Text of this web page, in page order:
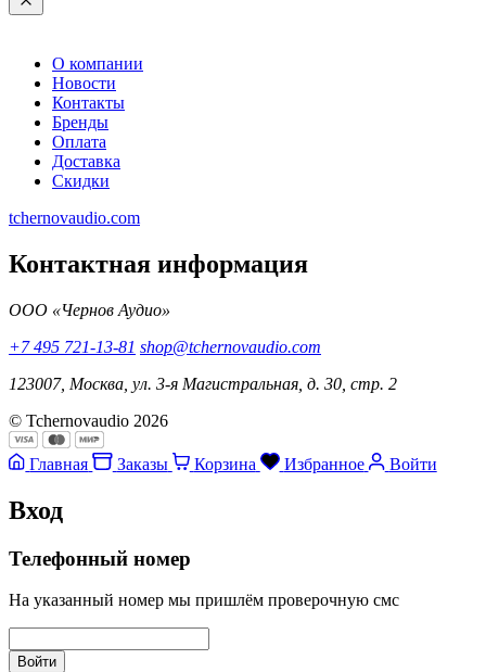
О компании
Новости
Контакты
Бренды
Оплата
Доставка
Скидки
tchernovaudio.com
Контактная информация
ООО «Чернов Аудио»
+7 495 721-13-81 shop@tchernovaudio.com
123007, Москва, ул. 3-я Магистральная, д. 30, стр. 2
© Tchernovaudio 2026
Главная Заказы Корзина Избранное Войти
Вход
Телефонный номер
На указанный номер мы пришлём проверочную смс
Войти